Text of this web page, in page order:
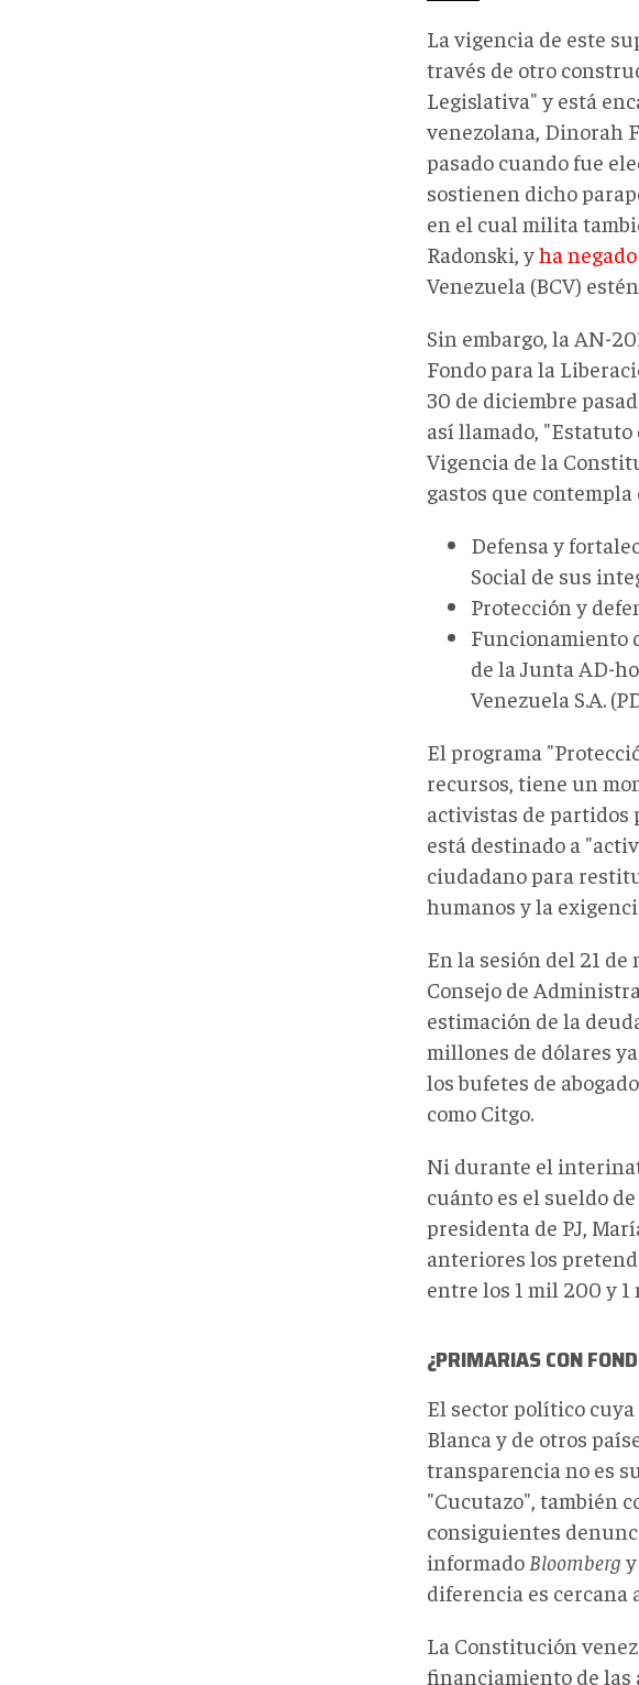
La vigencia de este
través de otro
Legislativa" y está
venezolana, Dinorah
pasado cuando fue
sostienen dicho
en el cual milita
Radonski, yha negado
Venezuela (BCV)
Sin embargo, la AN-
Fondo para la
30 de diciembre
así llamado, "Estatuto
Vigencia de la
gastos que
Defensa y
Social de sus
Protección y
Funcionamiento
de la Junta AD-
Venezuela S.A.
El programa
recursos, tiene un
activistas de partidos
está destinado a
ciudadano para
humanos y la
En la sesión del 21
Consejo de
estimación de la
millones de dólares
los bufetes de
como Citgo.
Ni durante el
cuánto es el sueldo
presidenta de PJ,
anteriores los
entre los 1 mil 200 y
¿PRIMARIAS CON
El sector político
Blanca y de otros
transparencia no es
"Cucutazo", también
consiguientes
informado Bloomberg
diferencia es cercana
La Constitución
financiamiento de las